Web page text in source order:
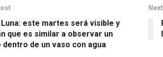
este martes será visible y
que es similar a observar un
dentro de un vaso con agua